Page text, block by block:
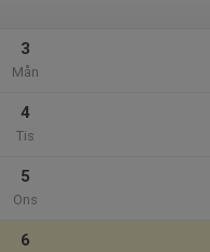
3
Mån
4
Tis
5
Ons
6